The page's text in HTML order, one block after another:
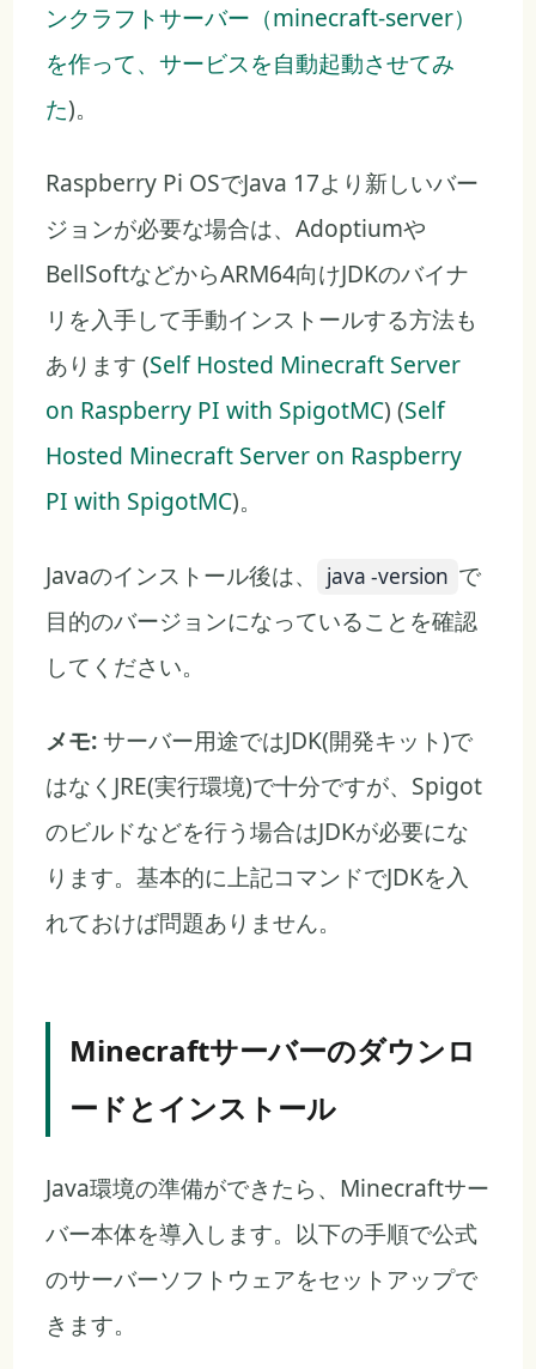
ンクラフトサーバー（minecraft-server）
を作って、サービスを自動起動させてみ
た)。
Raspberry Pi OSでJava 17より新しいバー
ジョンが必要な場合は、Adoptiumや
BellSoftなどからARM64向けJDKのバイナ
リを入手して手動インストールする方法も
あります (Self Hosted Minecraft Server
on Raspberry PI with SpigotMC) (Self
Hosted Minecraft Server on Raspberry
PI with SpigotMC)。
Javaのインストール後は、 java -version で
目的のバージョンになっていることを確認
してください。
メモ:サーバー用途ではJDK(開発キット)で
はなくJRE(実行環境)で十分ですが、Spigot
のビルドなどを行う場合はJDKが必要にな
ります。基本的に上記コマンドでJDKを入
れておけば問題ありません。
Minecraftサーバーのダウンロ
ードとインストール
Java環境の準備ができたら、Minecraftサー
バー本体を導入します。以下の手順で公式
のサーバーソフトウェアをセットアップで
きます。